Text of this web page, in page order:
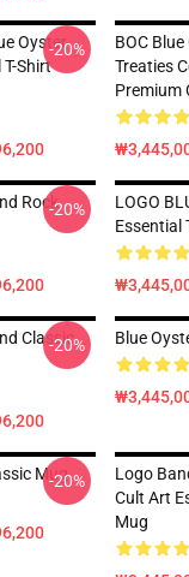
Oyster
Shirt
-20%
BOC
Treaties
Premium
Rock-20%
LOGO
Essential
Classic
-20% Blue
Mug
-20%
Logo
Cult Art
Mug